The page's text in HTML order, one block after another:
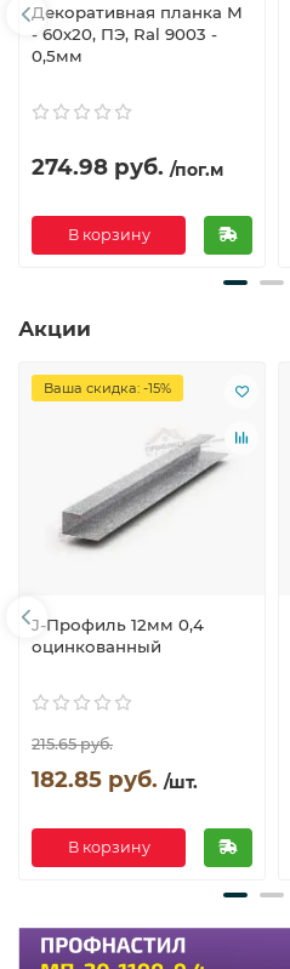
Декоративная планка М
- 60х20, ПЭ, Ral 9003 -
0,5мм
274.98 руб. /пог.м
В корзину
Акции
Ваша скидка: -15%
J-Профиль 12мм 0,4
оцинкованный
215.65 руб.
182.85 руб. /шт.
В корзину